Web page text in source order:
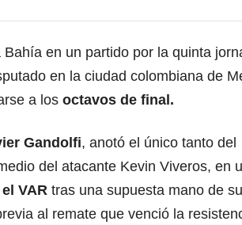
en un partido por la quinta
en la ciudad colombiana de
a los octavos de final.
Gandolfi, anotó el único tanto del
del atacante Kevin Viveros, en
VAR tras una supuesta mano de su
al remate que venció la